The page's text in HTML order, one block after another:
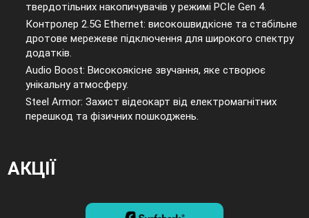
твердотільних накопичувачів у режимі PCIe Gen 4.
Контролер 2.5G Ethernet: високошвидкісне та стабільне
дротове мережеве підключення для широкого спектру
додатків.
Audio Boost: Високоякісне звучання, яке створює
унікальну атмосферу.
Steel Armor: Захист відеокарт від електромагнітних
перешкод та фізичних пошкоджень.
АКЦІЇ